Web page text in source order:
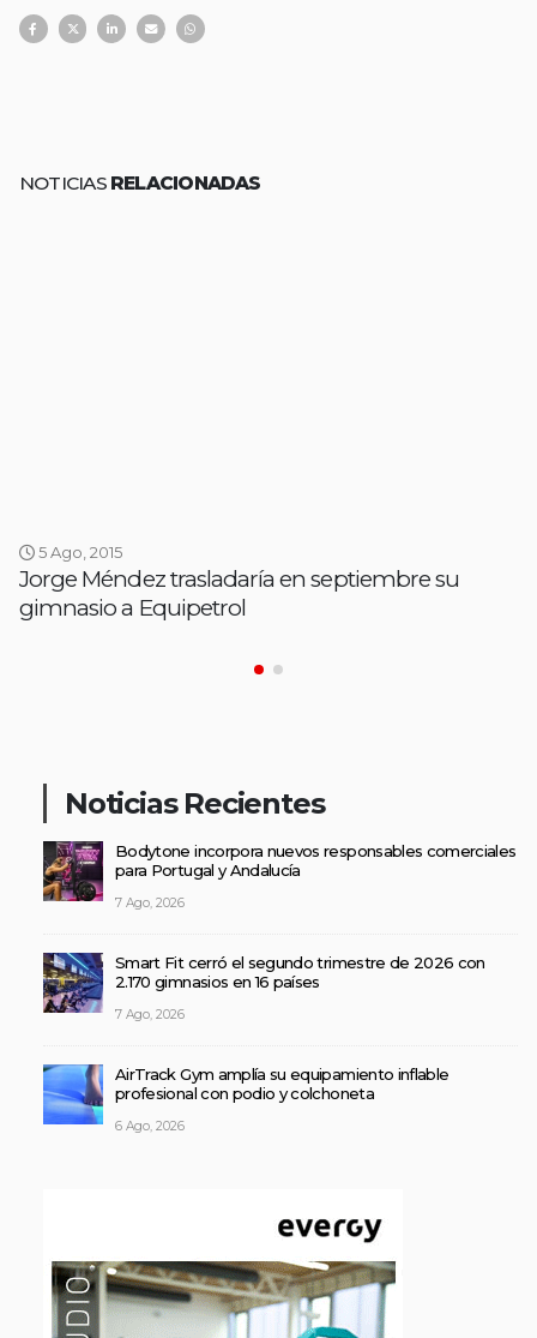
NOTICIAS RELACIONADAS
5 Ago, 2015
Jorge Méndez trasladaría en septiembre su
gimnasio a Equipetrol
Noticias Recientes
Bodytone incorpora nuevos responsables comerciales
para Portugal y Andalucía
7 Ago, 2026
Smart Fit cerró el segundo trimestre de 2026 con
2.170 gimnasios en 16 países
7 Ago, 2026
AirTrack Gym amplía su equipamiento inflable
profesional con podio y colchoneta
6 Ago, 2026